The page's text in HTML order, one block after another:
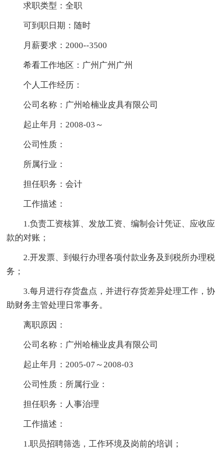
求职类型：全职
可到职日期：随时
月薪要求：2000--3500
希看工作地区：广州广州广州
个人工作经历：
公司名称：广州哈楠业皮具有限公司
起止年月：2008-03～
公司性质：
所属行业：
担任职务：会计
工作描述：
1.负责工资核算、发放工资、编制会计凭证、应收应
款的对账；
2.开发票、到银行办理各项付款业务及到税所办理税
务；
3.每月进行存货盘点，并进行存货差异处理工作，协
助财务主管处理日常事务。
离职原因：
公司名称：广州哈楠业皮具有限公司
起止年月：2005-07～2008-03
公司性质：所属行业：
担任职务：人事治理
工作描述：
1.职员招聘筛选，工作环境及岗前的培训；